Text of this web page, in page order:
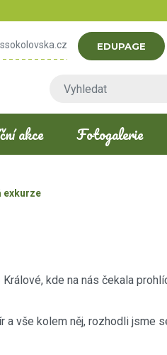
EDUPAGE
akce Fotogalerie
exkurze
kde na nás čekala
vše kolem něj, rozhodli jsme